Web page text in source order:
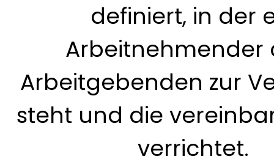
definiert, in der
Arbeitnehmender
Arbeitgebenden zur
steht und die
verrichtet.